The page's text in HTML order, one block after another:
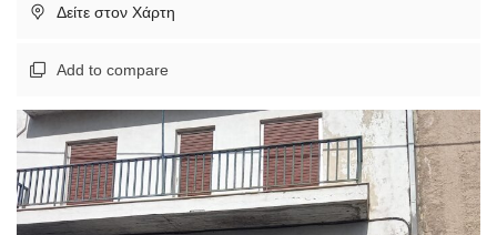
Δείτε στον Χάρτη
Add to compare